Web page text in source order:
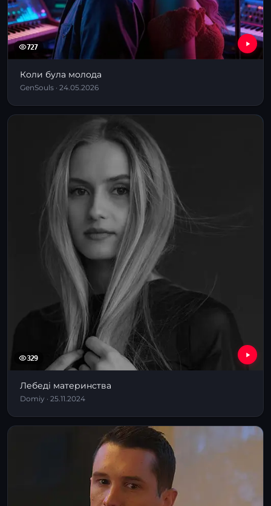
727
Коли була молода
GenSouls · 24.05.2026
329
Лебеді материнства
Domiy · 25.11.2024